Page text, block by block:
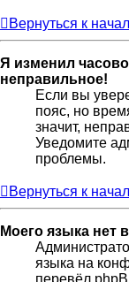
Вернуться к
Я изменил
неправильное!
Если вы
пояс, но
значит,
Уведомите
проблемы.
Вернуться к
Моего языка нет
языка на